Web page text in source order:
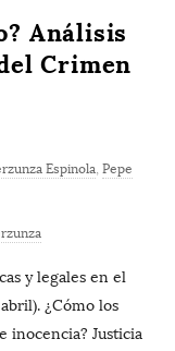
Análisis
Crimen
Espinola, Pepe
y legales en el
¿Cómo los
inocencia? Justicia